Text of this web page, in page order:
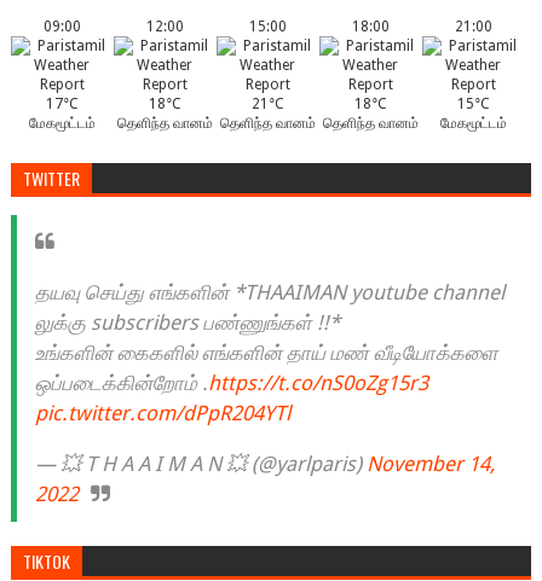
09:00
17°C
மேகமூட்டம்
12:00
18°C
தெளிந்த வானம்
15:00
21°C
தெளிந்த வானம்
18:00
18°C
தெளிந்த வானம்
21:00
15°C
மேகமூட்டம்
TWITTER
தயவு செய்து எங்களின் *THAAIMAN youtube channel
லுக்கு subscribers பண்ணுங்கள் !!*
உங்களின் கைகளில் எங்களின் தாய் மண் வீடியோக்களை
ஒப்படைக்கின்றோம் .https://t.co/nS0oZg15r3
pic.twitter.com/dPpR204YTl
— 💥 T H A A I M A N 💥 (@yarlparis) November 14,
2022
TIKTOK